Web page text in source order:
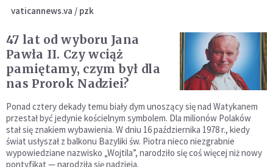
vaticannews.va / pzk
47 lat od wyboru Jana
Pawła II. Czy wciąż
pamiętamy, czym był dla
nas Prorok Nadziei?
Ponad cztery dekady temu biały dym unoszący się nad Watykanem
przestał być jedynie kościelnym symbolem. Dla milionów Polaków
stał się znakiem wybawienia. W dniu 16 października 1978 r., kiedy
świat usłyszał z balkonu Bazyliki św. Piotra nieco niezgrabnie
wypowiedziane nazwisko „Wojtila”, narodziło się coś więcej niż nowy
pontyfikat — narodziła się nadzieja.